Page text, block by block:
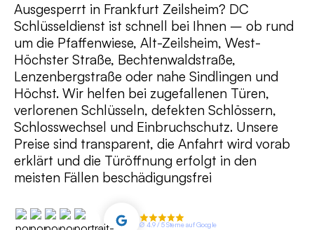
Ausgesperrt in Frankfurt Zeilsheim? DC
Schlüsseldienst ist schnell bei Ihnen – ob rund
um die Pfaffenwiese, Alt-Zeilsheim, West-
Höchster Straße, Bechtenwaldstraße,
Lenzenbergstraße oder nahe Sindlingen und
Höchst. Wir helfen bei zugefallenen Türen,
verlorenen Schlüsseln, defekten Schlössern,
Schlosswechsel und Einbruchschutz. Unsere
Preise sind transparent, die Anfahrt wird vorab
erklärt und die Türöffnung erfolgt in den
meisten Fällen beschädigungsfrei
∅ 4.9 / 5 Sterne auf Google